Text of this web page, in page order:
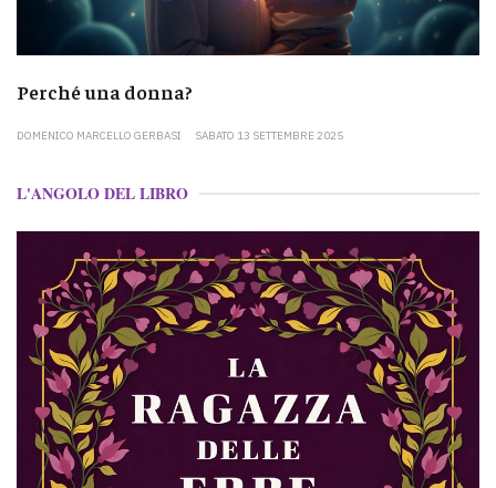
Perché una donna?
DOMENICO MARCELLO GERBASI SABATO 13 SETTEMBRE 2025
L'ANGOLO DEL LIBRO